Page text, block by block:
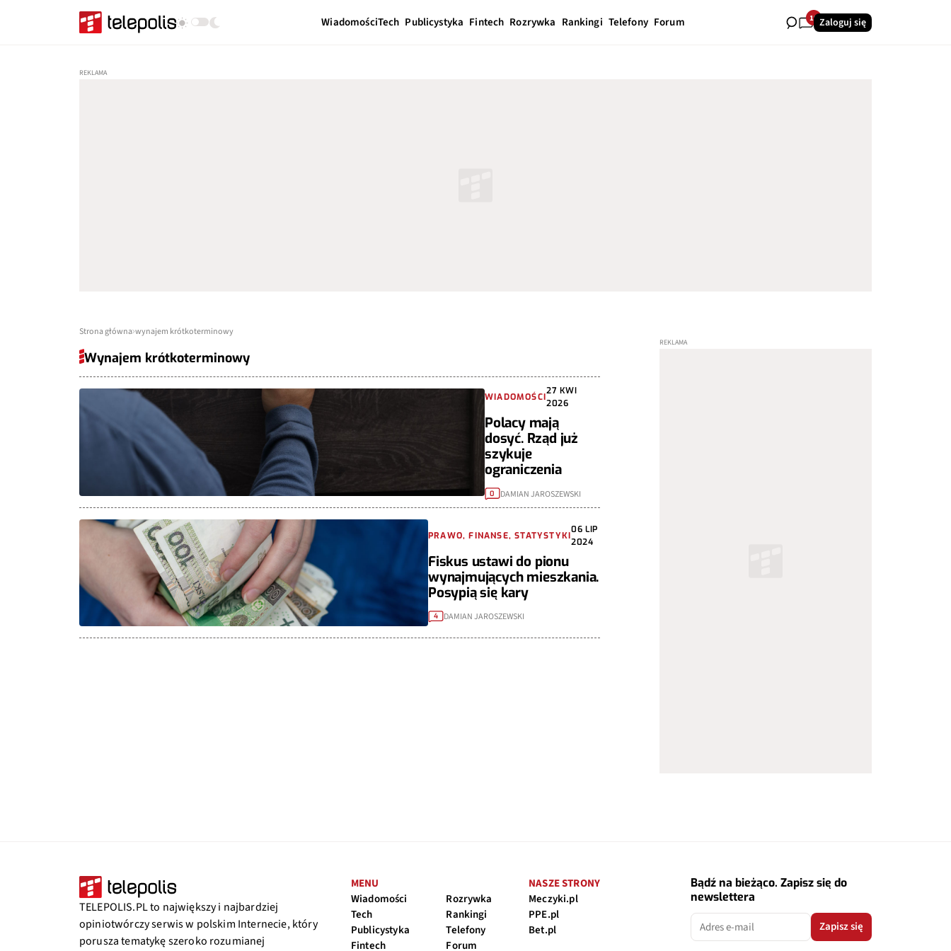
WiadomościTech Publicystyka Fintech Rozrywka Rankingi Telefony Forum 19Zaloguj się
Strona główna wynajem krótkoterminowy
Wynajem krótkoterminowy
WIADOMOŚCI
27 KWI
2026
Polacy mają
dosyć. Rząd już
szykuje
ograniczenia
0 DAMIAN JAROSZEWSKI
PRAWO, FINANSE, STATYSTYKI
06 LIP
2024
Fiskus ustawi do pionu
wynajmujących mieszkania.
Posypią się kary
4 DAMIAN JAROSZEWSKI
TELEPOLIS.PL to największy i najbardziej
opiniotwórczy serwis w polskim Internecie, który
porusza tematykę szeroko rozumianej
MENU
Wiadomości
Tech
Publicystyka
Fintech
Rozrywka
Rankingi
Telefony
Forum
NASZE STRONY
Meczyki.pl
PPE.pl
Bet.pl
Bądź na bieżąco. Zapisz się do
newslettera
Zapisz się